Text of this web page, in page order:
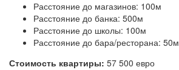
Расстояние до магазинов: 100м
Расстояние до банка: 500м
Расстояние до школы: 100м
Расстояние до бара/ресторана: 50м
Стоимость квартиры: 57 500 евро